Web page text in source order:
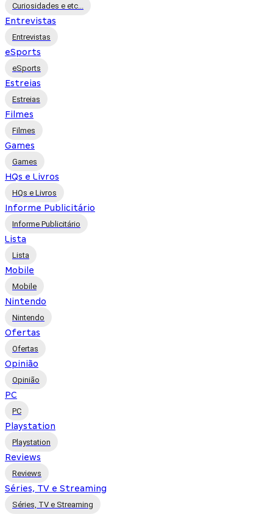
Curiosidades e etc...
Entrevistas
Entrevistas
eSports
eSports
Estreias
Estreias
Filmes
Filmes
Games
Games
HQs e Livros
HQs e Livros
Informe Publicitário
Informe Publicitário
Lista
Lista
Mobile
Mobile
Nintendo
Nintendo
Ofertas
Ofertas
Opinião
Opinião
PC
PC
Playstation
Playstation
Reviews
Reviews
Séries, TV e Streaming
Séries, TV e Streaming